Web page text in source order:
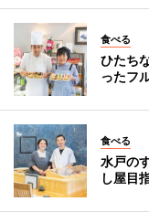
食べる
ひたち
ったフ
食べる
水戸の
し屋目